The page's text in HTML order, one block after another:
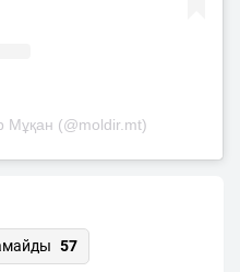
Мұқан (@moldir.mt)
57